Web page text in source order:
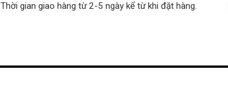
Thời gian giao hàng từ 2-5 ngày kể từ khi đặt hàng.